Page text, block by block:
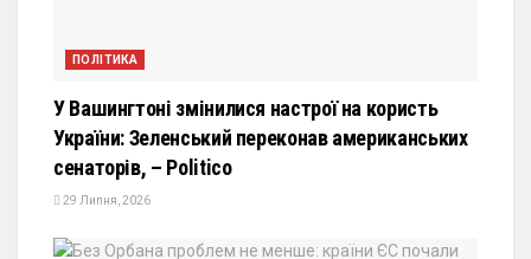
ПОЛІТИКА
У Вашингтоні змінилися настрої на користь
України: Зеленський переконав американських
сенаторів, – Politico
29 Липня, 2026